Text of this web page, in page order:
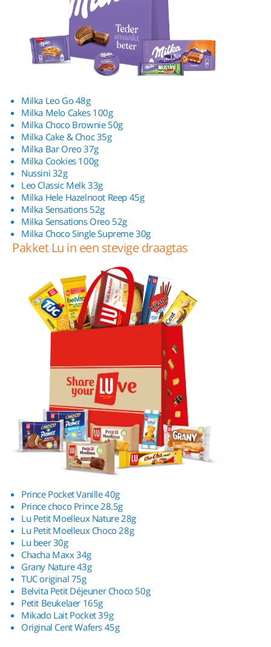
Milka Leo Go 48g
Milka Melo Cakes 100g
Milka Choco Brownie 50g
Milka Cake & Choc 35g
Milka Bar Oreo 37g
Milka Cookies 100g
Nussini 32g
Leo Classic Melk 33g
Milka Hele Hazelnoot Reep 45g
Milka Sensations 52g
Milka Sensations Oreo 52g
Milka Choco Single Supreme 30g
Pakket Lu in een stevige draagtas
Prince Pocket Vanille 40g
Prince choco Prince 28.5g
Lu Petit Moelleux Nature 28g
Lu Petit Moelleux Choco 28g
Lu beer 30g
Chacha Maxx 34g
Grany Nature 43g
TUC original 75g
Belvita Petit Déjeuner Choco 50g
Petit Beukelaer 165g
Mikado Lait Pocket 39g
Original Cent Wafers 45g